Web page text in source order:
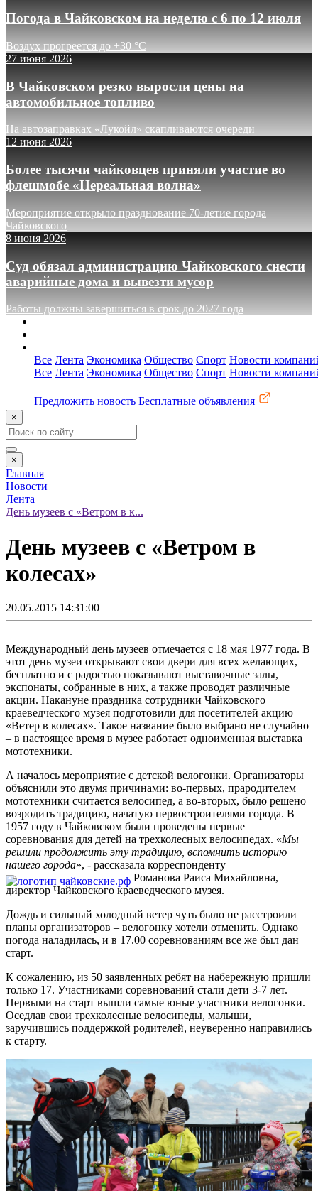
Погода в Чайковском на неделю с 6 по 12 июля
Воздух прогреется до +30 °C
27 июня 2026
В Чайковском резко выросли цены на
автомобильное топливо
На автозаправках «Лукойл» скапливаются очереди
12 июня 2026
Более тысячи чайковцев приняли участие во
флешмобе «Нереальная волна»
Мероприятие открыло празднование 70-летие города
Чайковского
8 июня 2026
Суд обязал администрацию Чайковского снести
аварийные дома и вывезти мусор
Работы должны завершиться в срок до 2027 года
Все Лента Экономика Общество Спорт Новости
Все Лента Экономика Общество Спорт Новости
Предложить новость Бесплатные объявления
×
×
Главная
Новости
Лента
День музеев с «Ветром в к...
День музеев с «Ветром в
колесах»
20.05.2015 14:31:00
Международный день музеев отмечается с 18 мая 1977 года. В
этот день музеи открывают свои двери для всех желающих,
бесплатно и с радостью показывают выставочные залы,
экспонаты, собранные в них, а также проводят различные
акции. Накануне праздника сотрудники Чайковского
краеведческого музея подготовили для посетителей акцию
«Ветер в колесах». Такое название было выбрано не случайно
– в настоящее время в музее работает одноименная выставка
мототехники.
А началось мероприятие с детской велогонки. Организаторы
объяснили это двумя причинами: во-первых, прародителем
мототехники считается велосипед, а во-вторых, было решено
возродить традицию, начатую первостроителями города. В
1957 году в Чайковском были проведены первые
соревнования для детей на трехколесных велосипедах. «Мы
решили продолжить эту традицию, вспомнить историю
нашего города», - рассказала корреспонденту
Романова Раиса Михайловна,
директор Чайковского краеведческого музея.
Дождь и сильный холодный ветер чуть было не расстроили
планы организаторов – велогонку хотели отменить. Однако
погода наладилась, и в 17.00 соревнованиям все же был дан
старт.
К сожалению, из 50 заявленных ребят на набережную пришли
только 17. Участниками соревнований стали дети 3-7 лет.
Первыми на старт вышли самые юные участники велогонки.
Оседлав свои трехколесные велосипеды, малыши,
заручившись поддержкой родителей, неуверенно направились
к старту.